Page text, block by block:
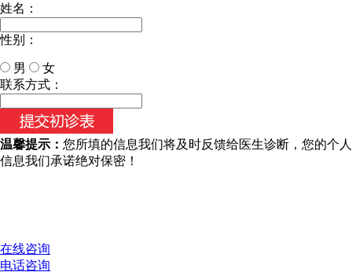
姓名：
性别：
男
女
今天日期：
联系方式：
温馨提示： 您所填的信息我们将及时反馈给医生诊断，您的个人
信息我们承诺绝对保密！
在线咨询
电话咨询